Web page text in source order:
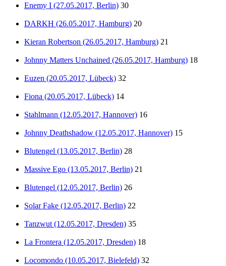
Enemy I (27.05.2017, Berlin) 30
DARKH (26.05.2017, Hamburg) 20
Kieran Robertson (26.05.2017, Hamburg) 21
Johnny Matters Unchained (26.05.2017, Hamburg) 18
Euzen (20.05.2017, Lübeck) 32
Fiona (20.05.2017, Lübeck) 14
Stahlmann (12.05.2017, Hannover) 16
Johnny Deathshadow (12.05.2017, Hannover) 15
Blutengel (13.05.2017, Berlin) 28
Massive Ego (13.05.2017, Berlin) 21
Blutengel (12.05.2017, Berlin) 26
Solar Fake (12.05.2017, Berlin) 22
Tanzwut (12.05.2017, Dresden) 35
La Frontera (12.05.2017, Dresden) 18
Locomondo (10.05.2017, Bielefeld) 32